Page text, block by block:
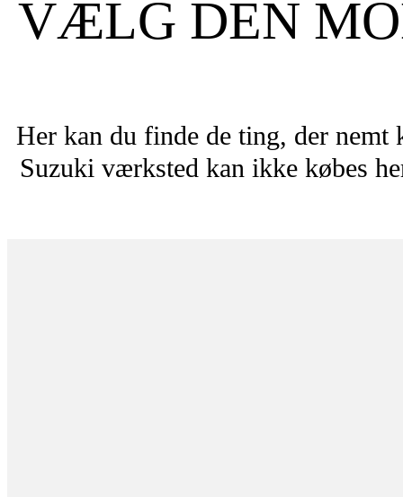
VÆLG DEN
Her kan du finde de ting, der
Suzuki værksted kan ikke købes